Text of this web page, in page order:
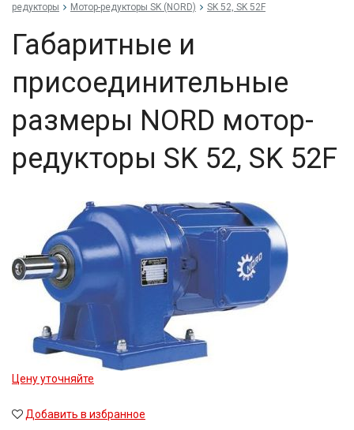
редукторы
Мотор-редукторы SK (NORD) SK 52, SK 52F
Габаритные и
присоединительные
размеры NORD мотор-
редукторы SK 52, SK 52F
Цену уточняйте
Добавить в избранное